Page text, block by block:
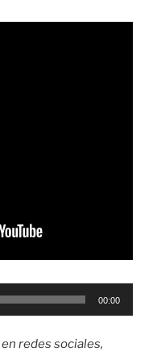
00:00
en redes sociales,